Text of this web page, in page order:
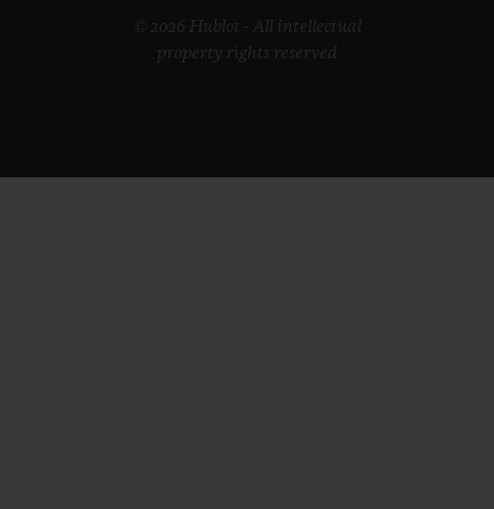
© 2026 Hublot - All intellectual
property rights reserved